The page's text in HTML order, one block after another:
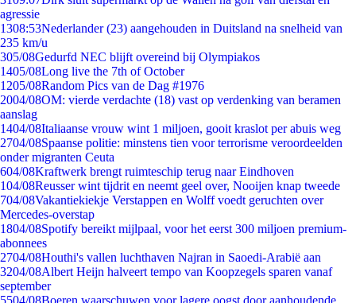
agressie
1308:53Nederlander (23) aangehouden in Duitsland na snelheid van
235 km/u
305/08Gedurfd NEC blijft overeind bij Olympiakos
1405/08Long live the 7th of October
1205/08Random Pics van de Dag #1976
2004/08OM: vierde verdachte (18) vast op verdenking van beramen
aanslag
1404/08Italiaanse vrouw wint 1 miljoen, gooit kraslot per abuis weg
2704/08Spaanse politie: minstens tien voor terrorisme veroordeelden
onder migranten Ceuta
604/08Kraftwerk brengt ruimteschip terug naar Eindhoven
104/08Reusser wint tijdrit en neemt geel over, Nooijen knap tweede
704/08Vakantiekiekje Verstappen en Wolff voedt geruchten over
Mercedes-overstap
1804/08Spotify bereikt mijlpaal, voor het eerst 300 miljoen premium-
abonnees
2704/08Houthi's vallen luchthaven Najran in Saoedi-Arabië aan
3204/08Albert Heijn halveert tempo van Koopzegels sparen vanaf
september
5504/08Boeren waarschuwen voor lagere oogst door aanhoudende